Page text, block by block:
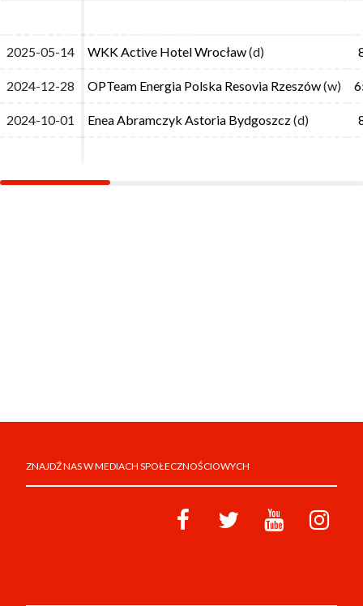
2025-05-14 WKK Active Hotel Wrocław(d)
2024-12-28 OPTeam Energia Polska Resovia Rzeszów(w)
2024-10-01 Enea Abramczyk Astoria Bydgoszcz(d)
2025-05-14 WKK Active Hotel Wrocław(d)
2024-12-28 OPTeam Energia Polska Resovia Rzeszów(w)
2024-10-01 Enea Abramczyk Astoria Bydgoszcz(d)
ZNAJDŹ NAS W MEDIACH SPOŁECZNOŚCIOWYCH